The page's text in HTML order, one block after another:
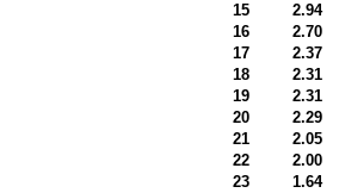
15
2.94
16
2.70
17
2.37
18
2.31
19
2.31
20
2.29
21
2.05
22
2.00
23
1.64